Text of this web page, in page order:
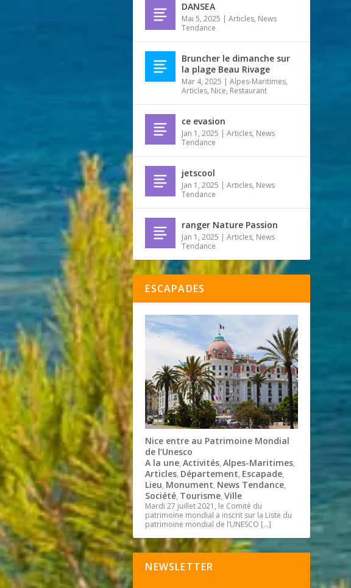
DANSEA
Mai 5, 2025 |Articles, News
Tendance
Bruncher le dimanche sur
la plage Beau Rivage
Mar 4, 2025 |Alpes-Maritimes,
Articles, Nice, Restaurant
ce evasion
Jan 1, 2025 |Articles, News
Tendance
jetscool
Jan 1, 2025 |Articles, News
Tendance
ranger Nature Passion
Jan 1, 2025 |Articles, News
Tendance
ESCAPADES
Nice entre au Patrimoine Mondial
de l’Unesco
A la une,Activités,Alpes-Maritimes,
Articles, Département, Escapade,
Lieu, Monument, News Tendance,
Société, Tourisme,Ville
Mardi 27 juillet 2021, le Comité du
patrimoine mondial a inscrit sur la Liste du
patrimoine mondial de l’UNESCO […]
NEWSLETTER